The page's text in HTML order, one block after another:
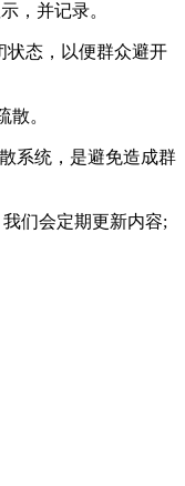
，并记录。
态，以便群众避开
。
系统，是避免造成群
们会定期更新内容;